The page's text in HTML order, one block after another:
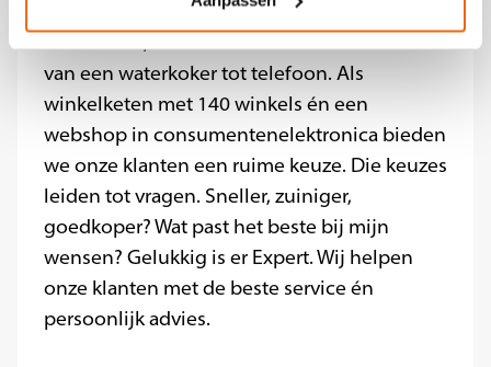
Iedereen koopt en gebruikt
van een waterkoker tot telefoon. Als
winkelketen met 140 winkels én een
webshop in consumentenelektronica bieden
we onze klanten een ruime keuze. Die keuzes
leiden tot vragen. Sneller, zuiniger,
goedkoper? Wat past het beste bij mijn
wensen? Gelukkig is er Expert. Wij helpen
onze klanten met de beste service én
persoonlijk advies.